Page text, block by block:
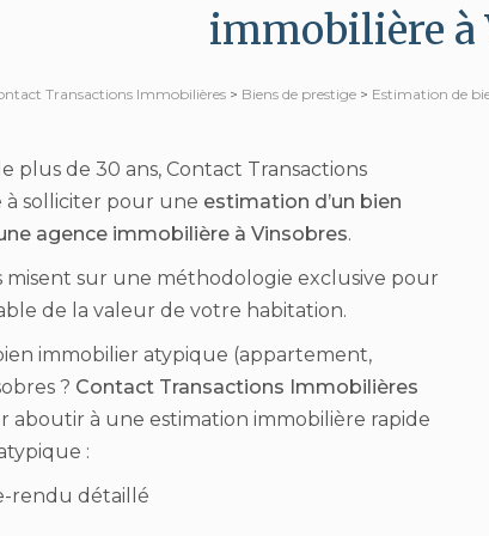
immobilière à
Transactions Immobilières > Biens de prestige > Estimation de
plus de 30 ans, Contact Transactions
à solliciter pour une estimation d’un bien
agence immobilière à Vinsobres.
misent sur une méthodologie exclusive pour
de la valeur de votre habitation.
immobilier atypique (appartement,
? Contact Transactions Immobilières
aboutir à une estimation immobilière rapide
:
rendu détaillé